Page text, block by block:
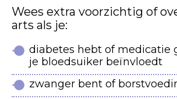
Wees extra voorzichtig of
arts als je:
diabetes hebt of medicatie
je bloedsuiker beïnvloedt
zwanger bent of